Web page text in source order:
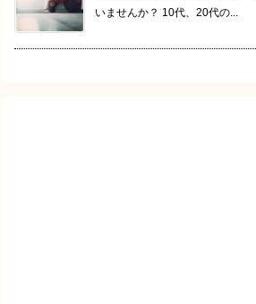
いませんか？ 10代、20代の...